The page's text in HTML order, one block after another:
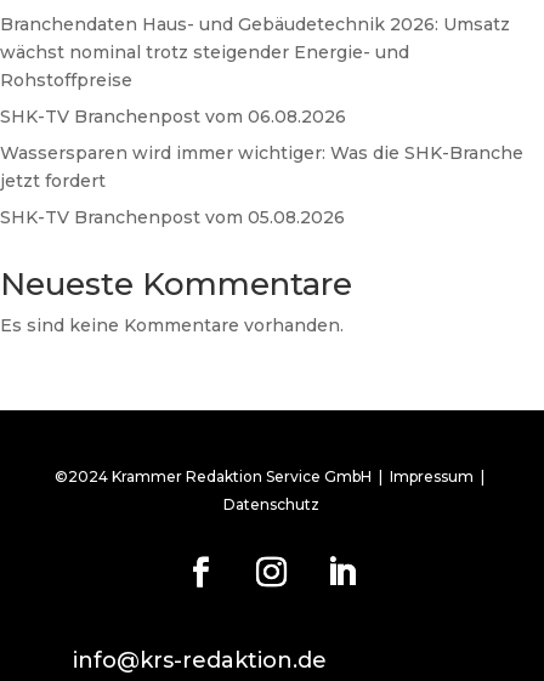
Branchendaten Haus- und Gebäudetechnik 2026: Umsatz
wächst nominal trotz steigender Energie- und
Rohstoffpreise
SHK-TV Branchenpost vom 06.08.2026
Wassersparen wird immer wichtiger: Was die SHK-Branche
jetzt fordert
SHK-TV Branchenpost vom 05.08.2026
Neueste Kommentare
Es sind keine Kommentare vorhanden.
©2024 Krammer Redaktion Service GmbH |Impressum |
Datenschutz
info@krs-redaktion.de